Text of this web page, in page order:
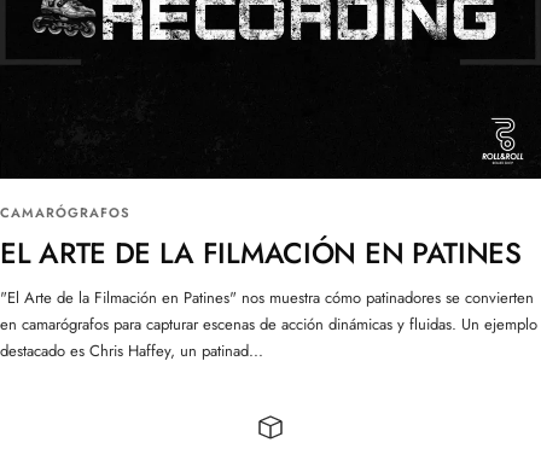
CAMARÓGRAFOS
EL ARTE DE LA FILMACIÓN EN PATINES
"El Arte de la Filmación en Patines" nos muestra cómo patinadores se convierten
en camarógrafos para capturar escenas de acción dinámicas y fluidas. Un ejemplo
destacado es Chris Haffey, un patinad...